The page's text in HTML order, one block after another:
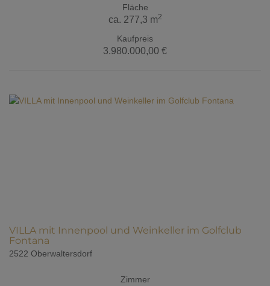
Fläche
ca. 277,3 m2
Kaufpreis
3.980.000,00 €
VILLA mit Innenpool und Weinkeller im Golfclub
Fontana
2522 Oberwaltersdorf
Zimmer